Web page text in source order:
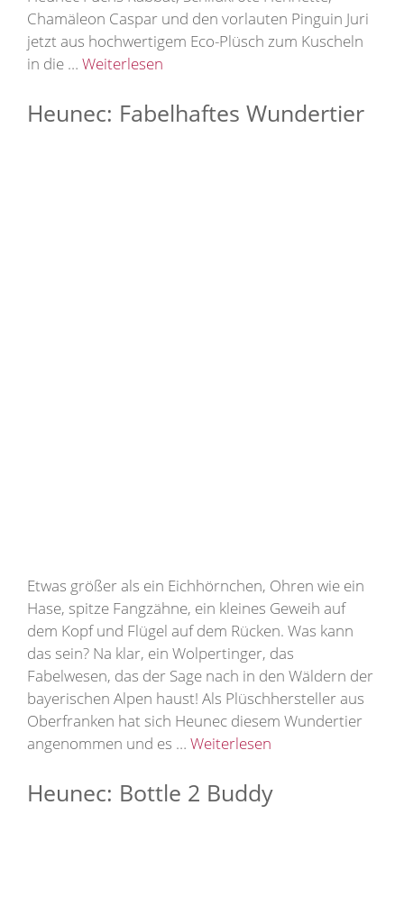
Chamäleon Caspar und den vorlauten Pinguin Juri
jetzt aus hochwertigem Eco-Plüsch zum Kuscheln
in die … Weiterlesen
Heunec: Fabelhaftes Wundertier
Etwas größer als ein Eichhörnchen, Ohren wie ein
Hase, spitze Fangzähne, ein kleines Geweih auf
dem Kopf und Flügel auf dem Rücken. Was kann
das sein? Na klar, ein Wolpertinger, das
Fabelwesen, das der Sage nach in den Wäldern der
bayerischen Alpen haust! Als Plüschhersteller aus
Oberfranken hat sich Heunec diesem Wundertier
angenommen und es … Weiterlesen
Heunec: Bottle 2 Buddy